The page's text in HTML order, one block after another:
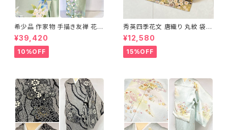
希少品 作家物 手描き友禅 花鳥
文 椿 沈丁花 訪問着 正絹 袷 黄
緑 青 白 1418
¥39,420
10%OFF
秀英四季花文 唐織り 丸紋 袋帯
正絹 金糸 ゴールド 紺 ピンク 7
05
¥12,580
15%OFF